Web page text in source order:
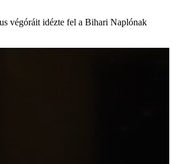
végóráit idézte fel a Bihari Naplónak